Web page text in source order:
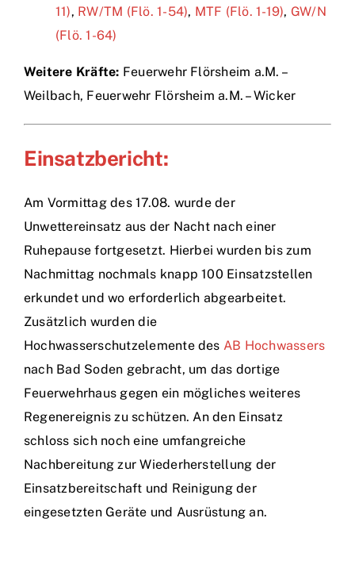
11), RW/TM (Flö. 1-54), MTF (Flö. 1-19), GW/N
(Flö. 1-64)
Weitere Kräfte: Feuerwehr Flörsheim a.M. –
Weilbach, Feuerwehr Flörsheim a.M. – Wicker
Einsatzbericht:
Am Vormittag des 17.08. wurde der
Unwettereinsatz aus der Nacht nach einer
Ruhepause fortgesetzt. Hierbei wurden bis zum
Nachmittag nochmals knapp 100 Einsatzstellen
erkundet und wo erforderlich abgearbeitet.
Zusätzlich wurden die
Hochwasserschutzelemente des AB Hochwassers
nach Bad Soden gebracht, um das dortige
Feuerwehrhaus gegen ein mögliches weiteres
Regenereignis zu schützen. An den Einsatz
schloss sich noch eine umfangreiche
Nachbereitung zur Wiederherstellung der
Einsatzbereitschaft und Reinigung der
eingesetzten Geräte und Ausrüstung an.